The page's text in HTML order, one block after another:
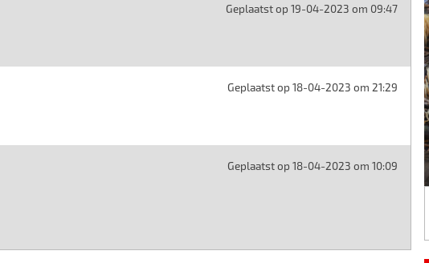
Geplaatst op 19-04-2023 om 09:47
Geplaatst op 18-04-2023 om 21:29
Geplaatst op 18-04-2023 om 10:09